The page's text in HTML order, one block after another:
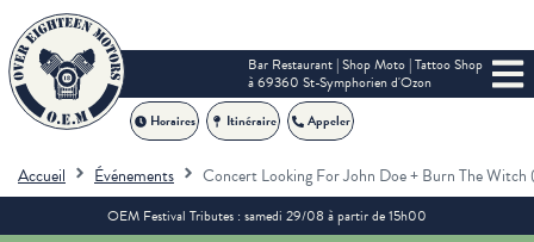
Bar Restaurant | Shop Moto | Tattoo Shop
à 69360 St-Symphorien d'Ozon
Horaires Itinéraire Appeler
Accueil Événements Concert Looking For John Doe + Burn The
OEM Festival Tributes : samedi 29/08 à partir de 15h00